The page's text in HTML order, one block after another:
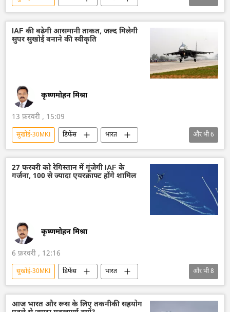
भारत सरकार
लड़ाकू विमान
विमान दुर्घटना
मौत
भारतीय वायुसेना वायुसेना
IAF की बढ़ेगी आसमानी ताकत, जल्द मिलेगी
सुपर सुखोई बनाने की स्वीकृति
कृष्णमोहन मिश्रा
13 फ़रवरी , 15:09
सुखोई-30MKI डिफेंस
भारत
भारत सरकार
भारतीय वायुसेना
रूस
पाकिस्तान
हिंदुस्तान एयरोनॉटिक्स लिमिटेड (HAL)
हिंद-प्रशांत क्षेत्र
और भी6
27 फरवरी को रेगिस्तान में गूंजेगी IAF के
गर्जना, 100 से ज्यादा एयरक्राफ्ट होंगे शामिल
कृष्णमोहन मिश्रा
6 फ़रवरी , 12:16
सुखोई-30MKI डिफेंस
भारत
भारतीय वायुसेना
पाकिस्तान
राजस्थान
लड़ाकू विमान मिग-29
तेजस जेट ब्रह्मोस
और भी8
आज भारत और रूस के लिए तकनीकी सहयोग